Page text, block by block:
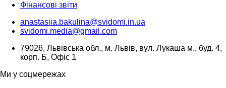
Фінансові звіти
anastasiia.bakulina@svidomi.in.ua
svidomi.media@gmail.com
79026, Львівська обл., м. Львів, вул. Лукаша м., буд. 4,
корп. Б, Офіс 1
Ми у соцмережах